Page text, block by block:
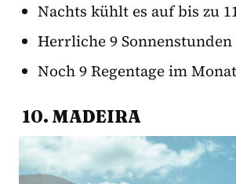
Nachts kühlt es auf bis zu
Herrliche 9 Sonnenstunden
Noch 9 Regentage im Monat
10. MADEIRA